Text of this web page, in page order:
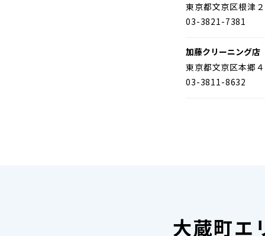
東京都文京区根津
03-3821-7381
加藤クリーニング店
東京都文京区本郷
03-3811-8632
大蔵町エ